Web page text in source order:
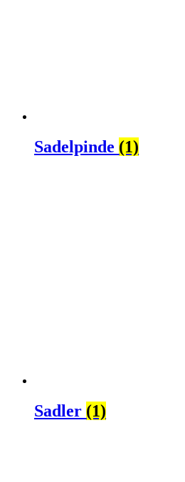
Sadelpinde (1)
Sadler (1)